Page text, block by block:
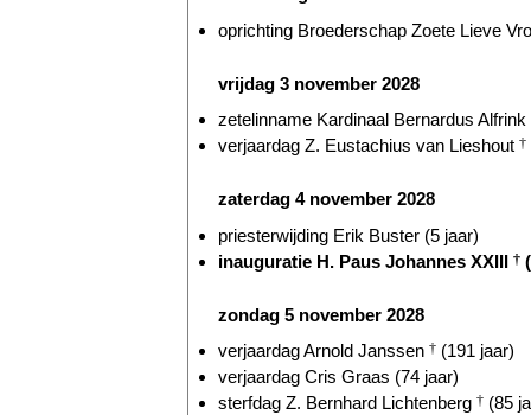
oprichting Broederschap Zoete Lieve
vrijdag 3 november 2028
zetelinname Kardinaal Bernardus Alfrink
verjaardag Z. Eustachius van Lieshout †
zaterdag 4 november 2028
priesterwijding Erik Buster (5 jaar)
inauguratie H. Paus Johannes XXIII †
zondag 5 november 2028
verjaardag Arnold Janssen † (191 jaar)
verjaardag Cris Graas (74 jaar)
sterfdag Z. Bernhard Lichtenberg † (85